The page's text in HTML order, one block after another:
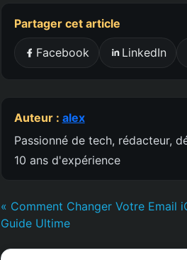
Partager cet article
Facebook LinkedIn
Auteur : alex
Passionné de tech, rédacteur,
10 ans d'expérience
« Comment Changer Votre Email
Guide Ultime